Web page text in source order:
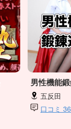
男性機能
五反田
口コミ